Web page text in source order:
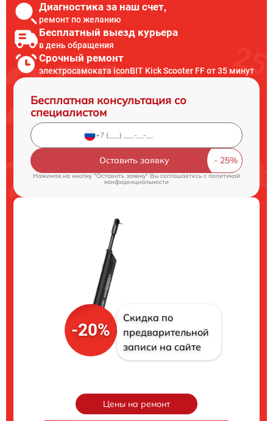
Диагностика за наш счет,
ремонт по желанию
Бесплатный выезд курьера
в день обращения
Срочный ремонт
электросамоката iconBIT Kick Scooter FF от 35 минут
Бесплатная консультация со
специалистом
Оставить заявку
Нажимая на кнопку "Оставить заявку" Вы соглашаетесь cполитикой
конфиденциальности
-20%
Скидка по
предварительной
записи на сайте
Цены на ремонт